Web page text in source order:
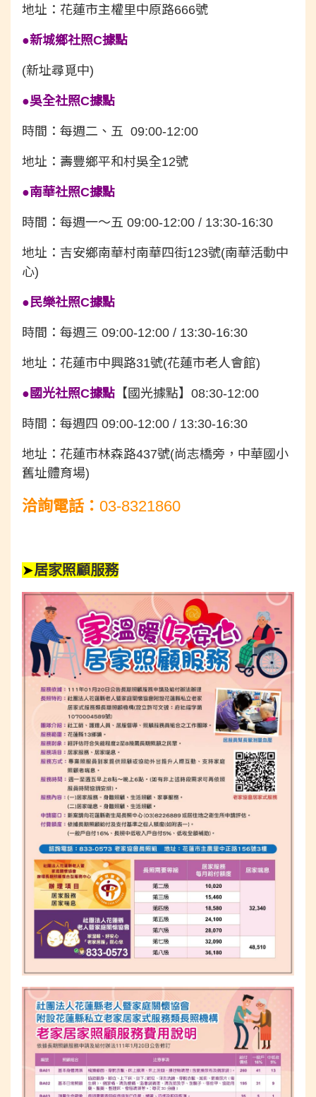
地址：花蓮市主權里中原路666號
●新城鄉社照C據點
(新址尋覓中)
●吳全社照C據點
時間：每週二、五 09:00-12:00
地址：壽豐鄉平和村吳全12號
●南華社照C據點
時間：每週一～五 09:00-12:00 / 13:30-16:30
地址：吉安鄉南華村南華四街123號(南華活動中
心)
● 民樂社照C據點
時間：每週三 09:00-12:00 / 13:30-16:30
地址：花蓮市中興路31號(花蓮市老人會館)
● 國光社照C據點 【國光據點】 08:30-12:00
時間：每週四 09:00-12:00 / 13:30-16:30
地址：花蓮市林森路437號(尚志橋旁，中華國小
舊址體育場)
洽詢電話： 03-8321860
➤居家照顧服務